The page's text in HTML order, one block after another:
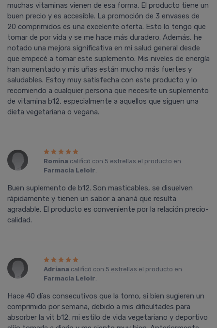
muchas vitaminas vienen de esa forma. El producto tiene un
buen precio y es accesible. La promoción de 3 envases de
20 comprimidos es una excelente oferta. Esto lo tengo que
tomar de por vida y se me hace más duradero. Además, he
notado una mejora significativa en mi salud general desde
que empecé a tomar este suplemento. Mis niveles de energía
han aumentado y mis uñas están mucho más fuertes y
saludables. Estoy muy satisfecha con este producto y lo
recomiendo a cualquier persona que necesite un suplemento
de vitamina b12, especialmente a aquellos que siguen una
dieta vegetariana o vegana.
Romina calificó con 5 estrellas el producto en
Farmacia Leloir.
Buen suplemento de b12. Son masticables, se disuelven
rápidamente y tienen un sabor a ananá que resulta
agradable. El producto es conveniente por la relación precio-
calidad.
Adriana calificó con 5 estrellas el producto en
Farmacia Leloir.
Hace 40 días consecutivos que la tomo, si bien sugieren un
comprimido por semana, debido a mis dificultades para
absorber la vit b12, mi estilo de vida vegetariano y deportivo